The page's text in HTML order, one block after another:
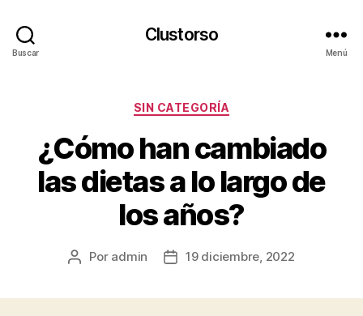
Buscar
Clustorso
Menú
Categorías
SIN CATEGORÍA
¿Cómo han cambiado
las dietas a lo largo de
los años?
Autor
Por admin
Fecha19 diciembre, 2022